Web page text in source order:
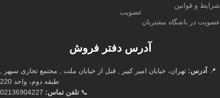
شرایط و قوانین
عضویت در باشگاه مشتریان
عضویت
آدرس دفتر فروش
📍 آدرس: تهران، خیابان امیر کبیر , قبل از خیابان ملت , مجتمع تجاری سپهر ,
طبقه دوم، واحد 220
📞 تلفن تماس: